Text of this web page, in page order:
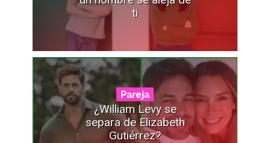
ti
Pareja
¿William Levy se
separa de Elizabeth
Gutiérrez?